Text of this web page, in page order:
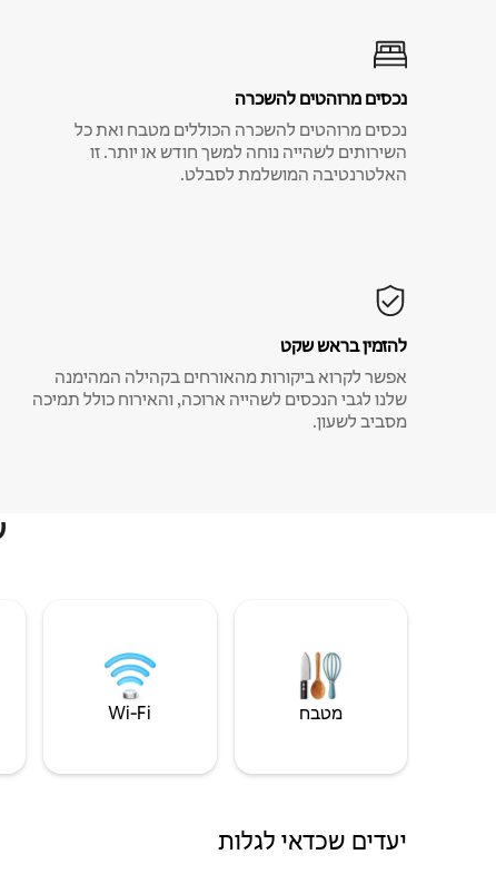
נכסים מרוהטים להשכרה
נכסים מרוהטים להשכרה הכוללים מטבח ואת כל
השירותים לשהייה נוחה למשך חודש או יותר. זו
האלטרנטיבה המושלמת לסבלט.
להזמין בראש שקט
אפשר לקרוא ביקורות מהאורחים בקהילה המהימנה
שלנו לגבי הנכסים לשהייה ארוכה, והאירוח כולל תמיכה
מסביב לשעון.
מטבח Wi‑Fi
יעדים שכדאי לגלות